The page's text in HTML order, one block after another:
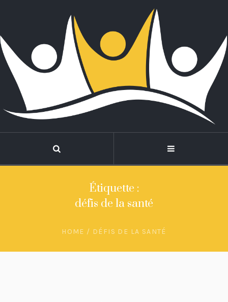
Étiquette :
défis de la santé
HOME / DÉFIS DE LA SANTÉ